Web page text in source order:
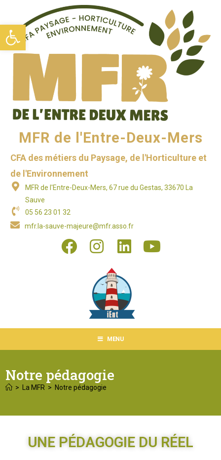
Ouvrir la barre d’outils
MFR de l'Entre-Deux-Mers
CFA des métiers du Paysage, de l'Horticulture et
de l'Environnement
MFR de l'Entre-Deux-Mers, 67 rue du Gestas, 33670 La
Sauve
05 56 23 01 32
mfr.la-sauve-majeure@mfr.asso.fr
MENU
Notre pédagogie
> La MFR > Notre pédagogie
UNE PÉDAGOGIE DU RÉEL